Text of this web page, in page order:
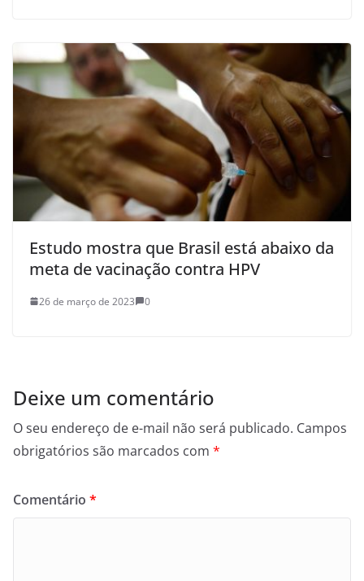
Estudo mostra que Brasil está abaixo da
meta de vacinação contra HPV
26 de março de 2023 0
Deixe um comentário
O seu endereço de e-mail não será publicado. Campos
obrigatórios são marcados com *
Comentário *